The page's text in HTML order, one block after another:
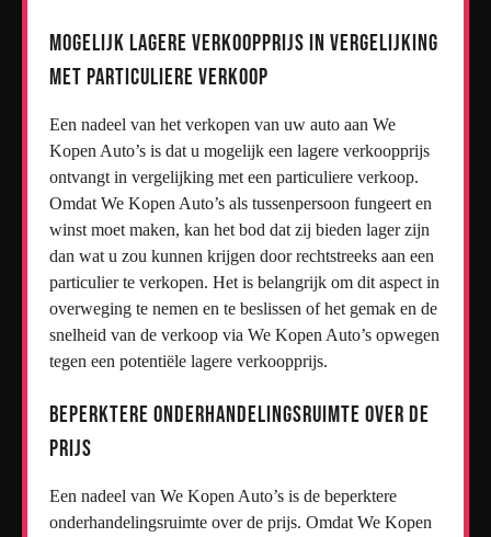
Mogelijk lagere verkoopprijs in vergelijking
met particuliere verkoop
Een nadeel van het verkopen van uw auto aan We
Kopen Auto’s is dat u mogelijk een lagere verkoopprijs
ontvangt in vergelijking met een particuliere verkoop.
Omdat We Kopen Auto’s als tussenpersoon fungeert en
winst moet maken, kan het bod dat zij bieden lager zijn
dan wat u zou kunnen krijgen door rechtstreeks aan een
particulier te verkopen. Het is belangrijk om dit aspect in
overweging te nemen en te beslissen of het gemak en de
snelheid van de verkoop via We Kopen Auto’s opwegen
tegen een potentiële lagere verkoopprijs.
Beperktere onderhandelingsruimte over de
prijs
Een nadeel van We Kopen Auto’s is de beperktere
onderhandelingsruimte over de prijs. Omdat We Kopen